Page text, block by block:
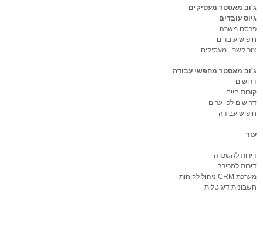
ג'וב מאסטר מעסיקים
גיוס עובדים
פרסם משרה
חיפוש עובדים
צור קשר - מעסיקים
ג'וב מאסטר מחפשי עבודה
דרושים
קורות חיים
דרושים לפי ערים
חיפוש עבודה
עוד
דירות להשכרה
דירות למכירה
מערכת CRM ניהול לקוחות
חשבונית דיגיטלית